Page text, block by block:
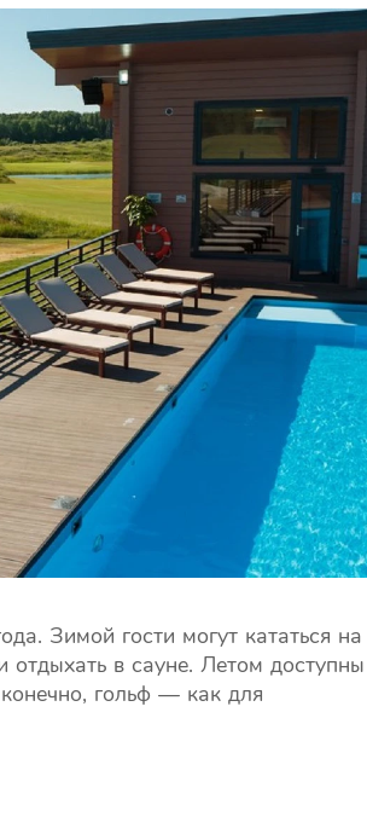
Зимой гости могут кататься на
отдыхать в сауне. Летом доступны
гольф — как для